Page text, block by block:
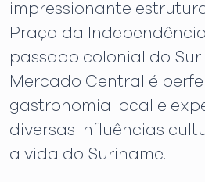
impressionante
Praça da
passado colonial do
Mercado Central é
gastronomia local e
diversas influências
a vida do Suriname.